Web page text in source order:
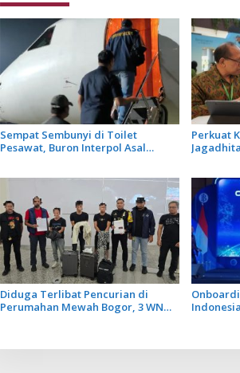
Sempat Sembunyi di Toilet
Pesawat, Buron Interpol Asal
Perkuat
Diduga Terlibat Pencurian di
Perumahan Mewah Bogor, 3 WN